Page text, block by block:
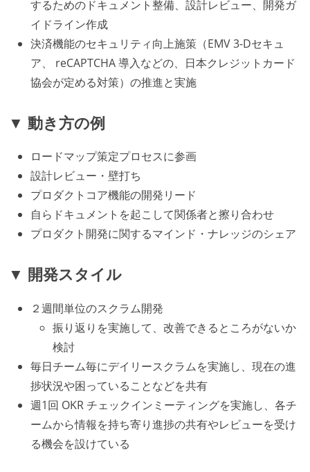
するためのドキュメント整備、設計レビュー、開発ガ
イドライン作成
決済機能のセキュリティ向上施策（EMV 3-Dセキュ
ア、 reCAPTCHA 導入などの、日本クレジットカード
協会が定める対策）の推進と実施
▼ 動き方の例
ロードマップ策定プロセスに参画
設計レビュー・壁打ち
プロダクトコア機能の開発リード
自らドキュメントを起こして関係者と擦り合わせ
プロダクト開発に関するマインド・ナレッジのシェア
▼ 開発スタイル
２週間単位のスクラム開発
振り返りを実施して、改善できるところがないか
検討
毎日チーム毎にデイリースクラムを実施し、現在の進
捗状況や困っていることなどを共有
週1回 OKR チェックインミーティングを実施し、各チ
ームから情報を持ち寄り進捗の共有やレビューを受け
る機会を設けている